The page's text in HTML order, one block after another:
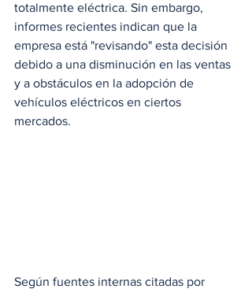
totalmente eléctrica. Sin embargo,
informes recientes indican que la
empresa está "revisando" esta decisión
debido a una disminución en las ventas
y a obstáculos en la adopción de
vehículos eléctricos en ciertos
mercados.
Según fuentes internas citadas por